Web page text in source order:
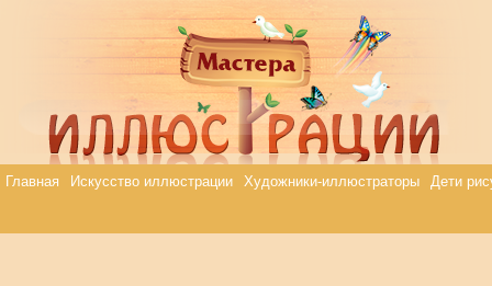
Главная Искусство иллюстрации Художники-иллюстраторы Дети